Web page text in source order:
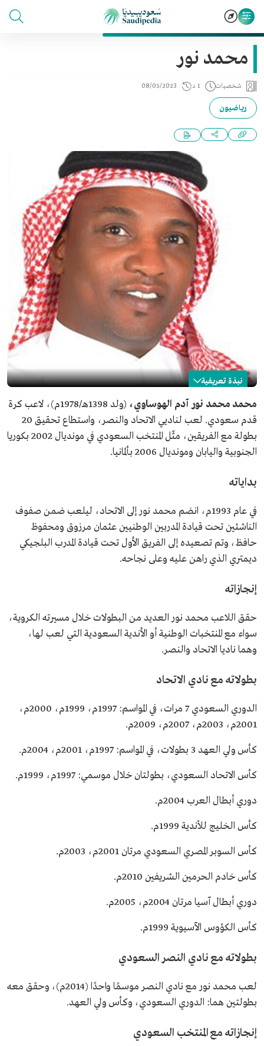
محمد نور
شخصيات 1 د 08/05/2023
رياضيون
نبذة تعريفية
محمد نور
الاسم
محمد نور.
تاريخ الميلاد
1978م.
المجال
لاعب كر ة قدم سابق.
محمد محمد نور آدم الهوساوي،
(ولد 1398هـ/1978م)، لاعب كرة
قدم سعودي. لعب لناديي الاتحاد والنصر، واستطاع تحقيق 20
بطولة مع الفريقين، مثّل المنتخب السعودي في مونديال 2002 بكوريا
الجنوبية واليابان ومونديال 2006 بألمانيا.
بداياته
في عام 1993م، انضم محمد نور إلى الاتحاد، ليلعب ضمن صفوف
الناشئين تحت قيادة المدربين الوطنيين عثمان مرزوق ومحفوظ
حافظ، وتم تصعيده إلى الفريق الأول تحت قيادة المدرب البلجيكي
ديمتري الذي راهن عليه وعلى نجاحه.
إنجازاته
حقق اللاعب محمد نور العديد من البطولات خلال مسيرته الكروية،
سواء مع المنتخبات الوطنية أو الأندية السعودية التي لعب لها،
وهما ناديا الاتحاد والنصر.
بطولاته مع نادي الاتحاد
الدوري السعودي 7 مرات، في المواسم: 1997م، 1999م، 2000م،
2001م، 2003م، 2007م، 2009م.
كأس ولي العهد 3 بطولات، في المواسم: 1997م، 2001م، 2004م.
كأس الاتحاد السعودي، بطولتان خلال موسمي: 1997م، 1999م.
دوري أبطال العرب 2004م.
كأس الخليج للأندية 1999م.
كأس السوبر المصري السعودي مرتان 2001م، 2003م.
كأس خادم الحرمين الشريفين 2010م.
دوري أبطال آسيا مرتان 2004م، 2005م.
كأس الكؤوس الآسيوية 1999م.
بطولاته مع نادي النصر السعودي
لعب محمد نور مع نادي النصر موسمًا واحدًا (2014م)، وحقق معه
بطولتين هما: الدوري السعودي، وكأس ولي العهد.
إنجازاته مع المنتخب السعودي